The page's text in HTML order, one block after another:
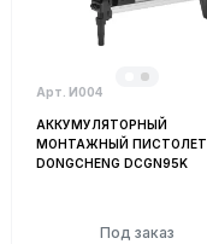
Арт. И004
АККУМУЛЯТОРНЫЙ
МОНТАЖНЫЙ ПИСТОЛЕТ
DONGCHENG DCGN95K
Под заказ